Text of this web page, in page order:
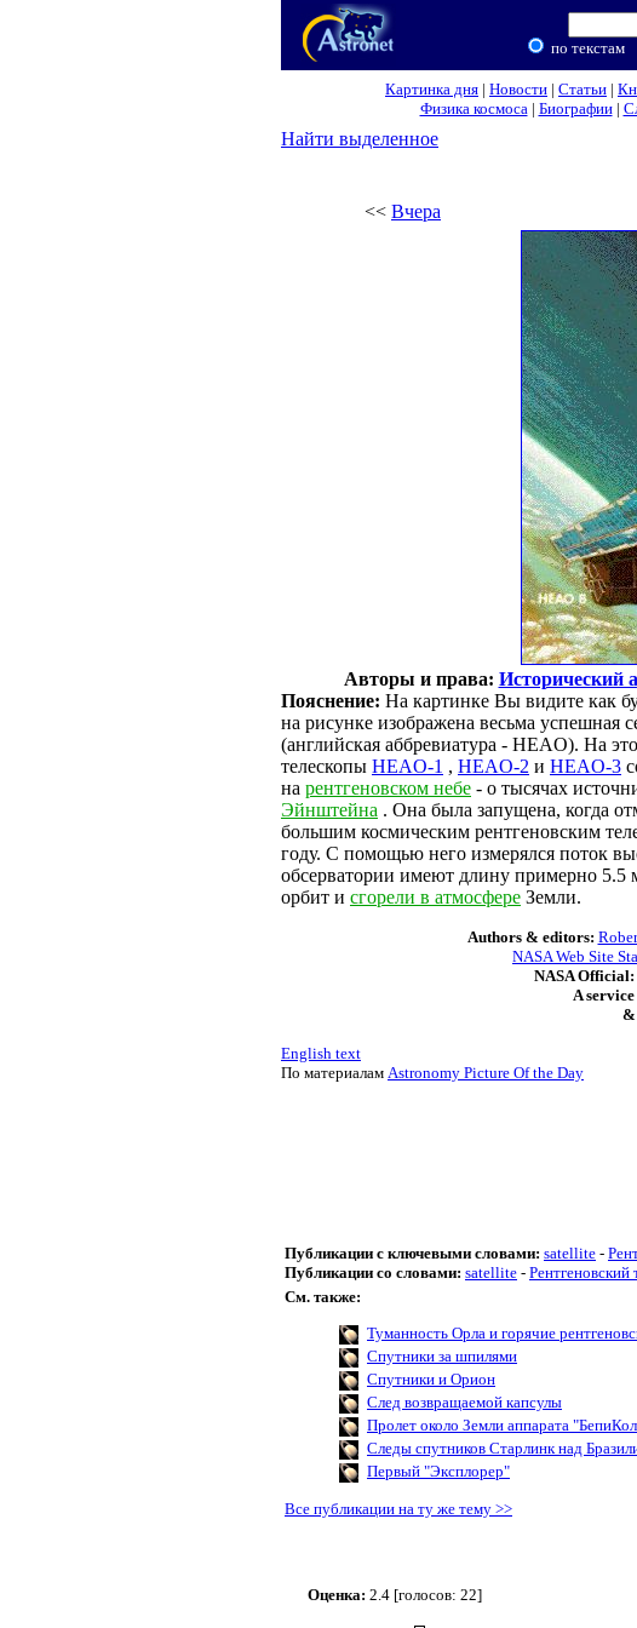
по текстам
Картинка дня | Новости | Статьи |
Физика космоса| Биографии|
Найти выделенное
<< Вчера
Авторы и права: Исторический
Пояснение: На картинке Вы видите как
на рисунке изображена весьма успешная
(английская аббревиатура - HEAO). На
телескопы HEAO-1 , HEAO-2 и HEAO-3
на рентгеновском небе - о тысячах
Эйнштейна . Она была запущена, когда
большим космическим рентгеновским
году. С помощью него измерялся поток
обсерватории имеют длину примерно 5.5
орбит и сгорели в атмосфере Земли.
Authors & editors:
NASA Web Site
NASA Official:
A
&
English text
По материалам Astronomy Picture Of the Day
Публикации с ключевыми словами: satellite -
Публикации со словами: satellite - Рентгеновский
См. также:
Туманность Орла и горячие
Спутники за шпилями
Спутники и Орион
След возвращаемой капсулы
Пролет около Земли аппарата
Следы спутников Старлинк над
Первый "Эксплорер"
Все публикации на ту же тему >>
Оценка: 2.4 [голосов: 22]